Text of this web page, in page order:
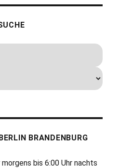
BRANDENBURG
bis 6:00 Uhr nachts